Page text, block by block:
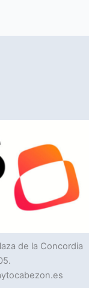
de la Concordia